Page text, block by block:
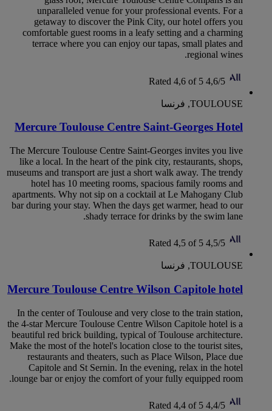
unparalleled venue for your professional events. For a
getaway to discover the Pink City, our hotel offers you
comfortable guest rooms in a leafy setting and a charming
terrace where you can enjoy our tapas, small plates and
regional wines.
4,6/5
Rated 4,6 of 5
TOULOUSE, فرنسا
Mercure Toulouse Centre Saint-Georges Hotel
The Mercure Toulouse Centre Saint-Georges invites you live
like a local. In the heart of the pink city, restaurants, shops,
museums and transport are just a short walk away. The trendy
hotel has 10 meeting rooms, spacious family rooms and
apartments. Why not sip on a cocktail at Le Mahogany Club
bar during your stay. When the days get warmer, head to our
shady terrace for drinks by the swim lane.
4,5/5
Rated 4,5 of 5
TOULOUSE, فرنسا
Mercure Toulouse Centre Wilson Capitole hotel
In the center of Toulouse and very close to the train station,
the 4-star Mercure Toulouse Centre Wilson Capitole hotel is a
beautiful red brick building, typical of Toulouse architecture.
Make the most of the hotel's location close to the tourist sites,
restaurants and theaters, such as Place Wilson, Place due
Capitole and St Sernin. In the evening, relax in the hotel
lounge bar or enjoy the comfort of your fully equipped room.
4,4/5
Rated 4,4 of 5